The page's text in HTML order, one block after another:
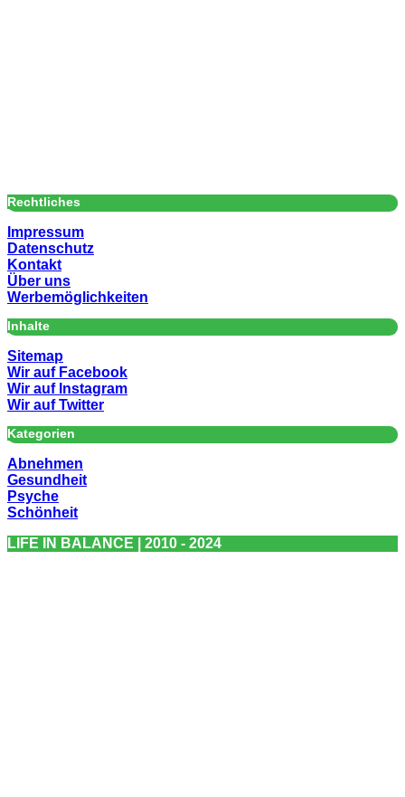
Rechtliches
Impressum
Datenschutz
Kontakt
Über uns
Werbemöglichkeiten
Inhalte
Sitemap
Wir auf Facebook
Wir auf Instagram
Wir auf Twitter
Kategorien
Abnehmen
Gesundheit
Psyche
Schönheit
LIFE IN BALANCE | 2010 - 2024